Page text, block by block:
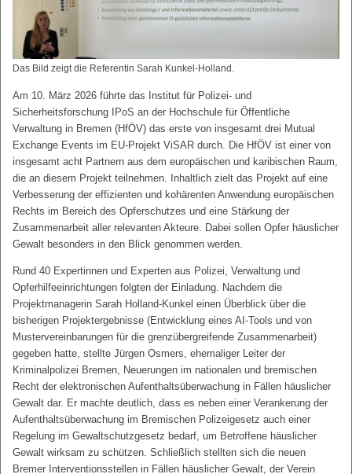
Das Bild zeigt die Referentin Sarah Kunkel-Holland.
Am 10. März 2026 führte das Institut für Polizei- und
Sicherheitsforschung IPoS an der Hochschule für Öffentliche
Verwaltung in Bremen (HfÖV) das erste von insgesamt drei Mutual
Exchange Events im EU-Projekt ViSAR durch. Die HfÖV ist einer von
insgesamt acht Partnern aus dem europäischen und karibischen Raum,
die an diesem Projekt teilnehmen. Inhaltlich zielt das Projekt auf eine
Verbesserung der effizienten und kohärenten Anwendung europäischen
Rechts im Bereich des Opferschutzes und eine Stärkung der
Zusammenarbeit aller relevanten Akteure. Dabei sollen Opfer häuslicher
Gewalt besonders in den Blick genommen werden.
Rund 40 Expertinnen und Experten aus Polizei, Verwaltung und
Opferhilfeeinrichtungen folgten der Einladung. Nachdem die
Projektmanagerin Sarah Holland-Kunkel einen Überblick über die
bisherigen Projektergebnisse (Entwicklung eines AI-Tools und von
Mustervereinbarungen für die grenzübergreifende Zusammenarbeit)
gegeben hatte, stellte Jürgen Osmers, ehemaliger Leiter der
Kriminalpolizei Bremen, Neuerungen im nationalen und bremischen
Recht der elektronischen Aufenthaltsüberwachung in Fällen häuslicher
Gewalt dar. Er machte deutlich, dass es neben einer Verankerung der
Aufenthaltsüberwachung im Bremischen Polizeigesetz auch einer
Regelung im Gewaltschutzgesetz bedarf, um Betroffene häuslicher
Gewalt wirksam zu schützen. Schließlich stellten sich die neuen
Bremer Interventionsstellen in Fällen häuslicher Gewalt, der Verein